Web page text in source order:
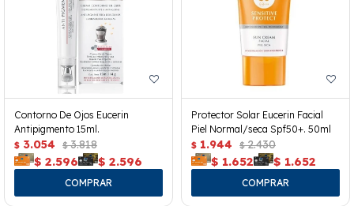
Contorno De Ojos Eucerin
Antipigmento 15ml.
$ 3.054 $ 3.818
$ 2.596 $ 2.596
Protector Solar Eucerin Facial
Piel Normal/seca Spf50+. 50ml
$ 1.944 $ 2.430
$ 1.652 $ 1.652